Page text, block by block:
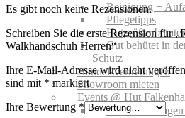
Reinigung +
Pflegetipps
Hutgrößenberater
Gut behütet in
Schutz
Handelsvertretungen
Showroom mieten
Events @ Hut
Hut
Es gibt noch keine Rezensionen.
Schreiben Sie die erste Rezension für
Walkhandschuh Herren“
Ihre E-Mail-Adresse wird nicht
sind mit *markiert
Ihre Bewertung *